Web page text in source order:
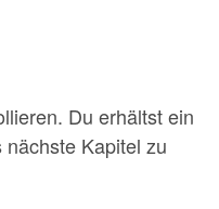
Du erhältst ein
Kapitel zu